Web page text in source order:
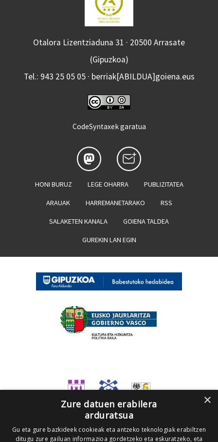
Otalora Lizentziaduna 31 · 20500 Arrasate
(Gipuzkoa)
Tel.: 943 25 05 05 · berriak[ABILDUA]goiena.eus
CodeSyntaxek garatua
HONI BURUZ LEGE OHARRA PUBLIZITATEA
ARAUAK HARREMANETARAKO RSS
SALAKETEN KANALA GOIENA TALDEA
GUREKIN LAN EGIN
×
Zure datuen erabilera
arduratsua
Gu eta gure bazkideek cookieak eta antzeko teknologiak erabiltzen
ditugu zure gailuan informazioa gordetzeko eta eskuratzeko, eta